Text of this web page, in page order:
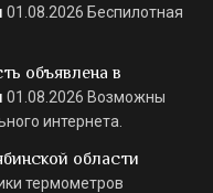
01.08.2026 Беспилотная
объявлена в
01.08.2026 Возможны
интернета.
области
термометров